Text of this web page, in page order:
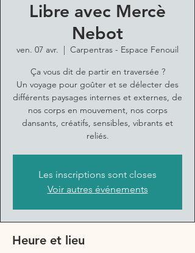
Libre avec Mercè
Nebot
ven. 07 avr.
  |
Carpentras - Espace Fenouil
Ça vous dit de partir en traversée ?
Un voyage pour goûter et se délecter des
différents paysages internes et externes, de
nos corps en mouvement, nos corps
dansants, créatifs, sensibles, vibrants et
reliés.
Les inscriptions sont closes
Voir autres événements
Heure et lieu